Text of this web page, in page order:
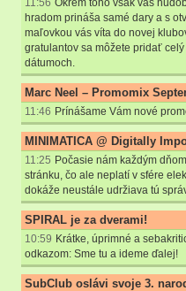
11:56 Okrem toho však váš
hradom prináša samé dary a s
maľovkou vás víta do novej
gratulantov sa môžete pridať
dátumoch.
Marc Neel – Promomix
11:46 Prínášame Vám nové
MINIMATICA @ Digitally
11:25 Počasie nám každým
stránku, čo ale neplatí v sfére
dokáže neustále udržiava tú
SPIRAL je za dverami!
10:59 Krátke, úprimné a
odkazom: Sme tu a ideme ďalej!
SubClub oslávi svoje 3.